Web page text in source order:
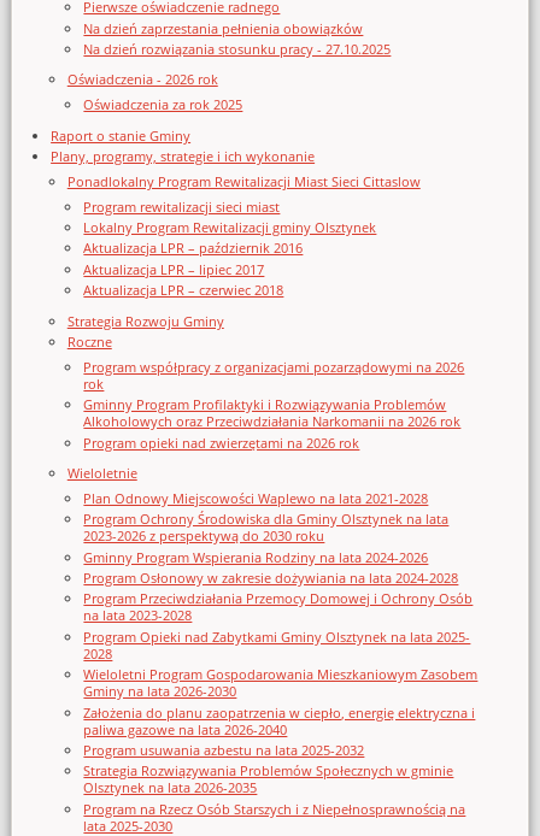
Pierwsze oświadczenie radnego
Na dzień zaprzestania pełnienia obowiązków
Na dzień rozwiązania stosunku pracy - 27.10.2025
Oświadczenia - 2026 rok
Oświadczenia za rok 2025
Raport o stanie Gminy
Plany, programy, strategie i ich wykonanie
Ponadlokalny Program Rewitalizacji Miast Sieci Cittaslow
Program rewitalizacji sieci miast
Lokalny Program Rewitalizacji gminy Olsztynek
Aktualizacja LPR – październik 2016
Aktualizacja LPR – lipiec 2017
Aktualizacja LPR – czerwiec 2018
Strategia Rozwoju Gminy
Roczne
Program współpracy z organizacjami pozarządowymi na 2026
rok
Gminny Program Profilaktyki i Rozwiązywania Problemów
Alkoholowych oraz Przeciwdziałania Narkomanii na 2026 rok
Program opieki nad zwierzętami na 2026 rok
Wieloletnie
Plan Odnowy Miejscowości Waplewo na lata 2021-2028
Program Ochrony Środowiska dla Gminy Olsztynek na lata
2023-2026 z perspektywą do 2030 roku
Gminny Program Wspierania Rodziny na lata 2024-2026
Program Osłonowy w zakresie dożywiania na lata 2024-2028
Program Przeciwdziałania Przemocy Domowej i Ochrony Osób
na lata 2023-2028
Program Opieki nad Zabytkami Gminy Olsztynek na lata 2025-
2028
Wieloletni Program Gospodarowania Mieszkaniowym Zasobem
Gminy na lata 2026-2030
Założenia do planu zaopatrzenia w ciepło, energię elektryczna i
paliwa gazowe na lata 2026-2040
Program usuwania azbestu na lata 2025-2032
Strategia Rozwiązywania Problemów Społecznych w gminie
Olsztynek na lata 2026-2035
Program na Rzecz Osób Starszych i z Niepełnosprawnością na
lata 2025-2030